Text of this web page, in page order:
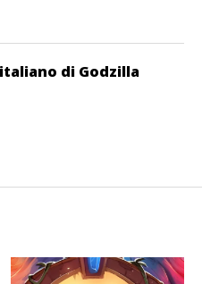
di Godzilla